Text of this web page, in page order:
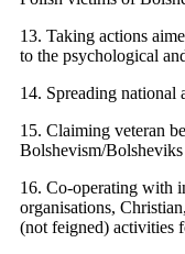
13. Taking actions
to the psychological
14. Spreading national
15. Claiming veteran
Bolshevism/
16. Co-operating with
organisations,
(not feigned) activities